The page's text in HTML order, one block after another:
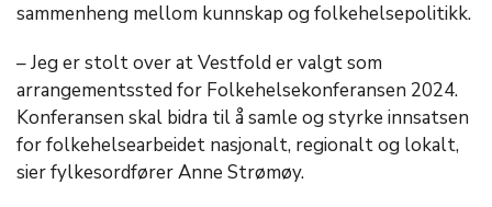
sammenheng mellom kunnskap og folkehelsepolitikk.
– Jeg er stolt over at Vestfold er valgt som
arrangementssted for Folkehelsekonferansen 2024.
Konferansen skal bidra til å samle og styrke innsatsen
for folkehelsearbeidet nasjonalt, regionalt og lokalt,
sier fylkesordfører Anne Strømøy.